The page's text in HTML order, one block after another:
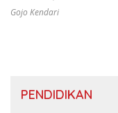
Transportasi
Gojo Kendari
PENDIDIKAN